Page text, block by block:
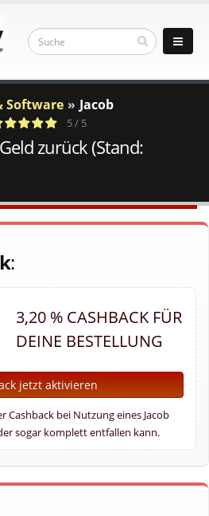
Software Jacob
a
cVotes
5 / 5
zurück (Stand:
:
3,20 % CASHBACK FÜR
DEINE BESTELLUNG
jetzt aktivieren
Cashback bei Nutzung eines Jacob
sogar komplett entfallen kann.